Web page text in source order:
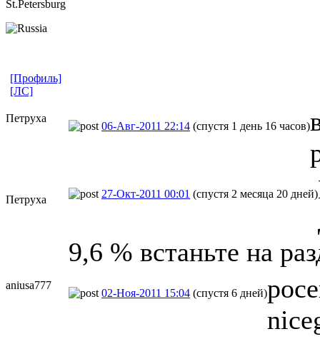
St.Petersbur​g
[Профиль]
[ЛС]
Петруха
06-Авг-2011 22:14 (спустя 1 день 16 часов)
Петруха 27-Окт-2011 00:01 (спустя 2 месяца 20 дней)
9,6 % встаньте на
aniusa777
02-Ноя-2011 15:04 (спустя 6 дней)